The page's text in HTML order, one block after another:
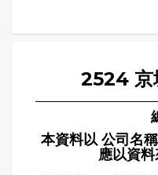
2524 京
本資料以 公司名
應以資料